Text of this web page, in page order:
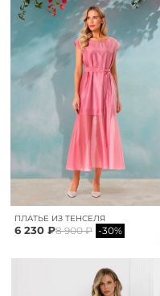
ПЛАТЬЕ ИЗ ТЕНСЕЛЯ
6 230 ₽8 900 ₽ -30%